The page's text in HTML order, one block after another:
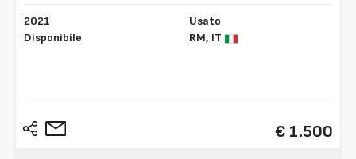
2021
Disponibile
Usato
RM, IT
€ 1.500